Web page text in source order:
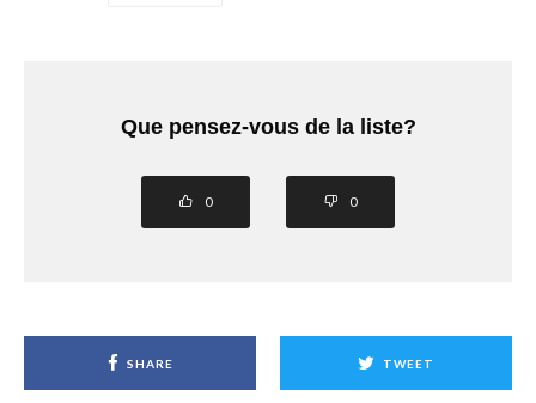
Que pensez-vous de la liste?
0 0
SHARE TWEET